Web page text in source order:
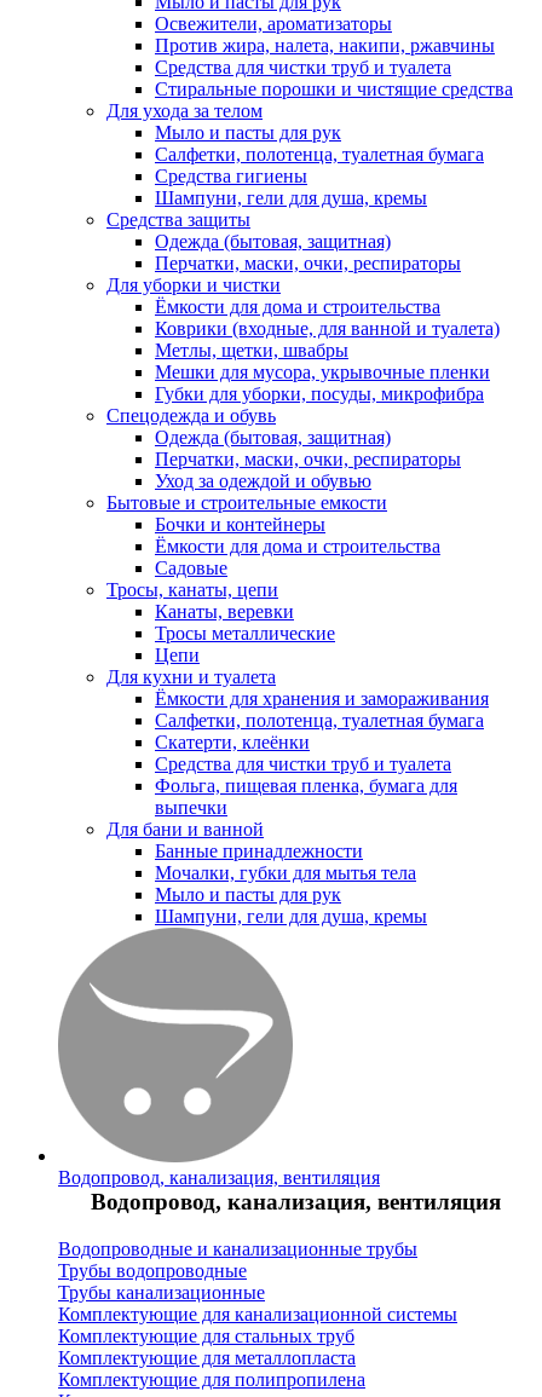
Освежители, ароматизаторы
Против жира, налета, накипи, ржавчины
Средства для чистки труб и туалета
Стиральные порошки и чистящие средства
Для ухода за телом
Мыло и пасты для рук
Салфетки, полотенца, туалетная бумага
Средства гигиены
Шампуни, гели для душа, кремы
Средства защиты
Одежда (бытовая, защитная)
Перчатки, маски, очки, респираторы
Для уборки и чистки
Ёмкости для дома и строительства
Коврики (входные, для ванной и туалета)
Метлы, щетки, швабры
Мешки для мусора, укрывочные пленки
Губки для уборки, посуды, микрофибра
Спецодежда и обувь
Одежда (бытовая, защитная)
Перчатки, маски, очки, респираторы
Уход за одеждой и обувью
Бытовые и строительные емкости
Бочки и контейнеры
Ёмкости для дома и строительства
Садовые
Тросы, канаты, цепи
Канаты, веревки
Тросы металлические
Цепи
Для кухни и туалета
Ёмкости для хранения и замораживания
Салфетки, полотенца, туалетная бумага
Скатерти, клеёнки
Средства для чистки труб и туалета
Фольга, пищевая пленка, бумага для
выпечки
Для бани и ванной
Банные принадлежности
Мочалки, губки для мытья тела
Мыло и пасты для рук
Шампуни, гели для душа, кремы
Водопровод, канализация, вентиляция
Водопровод, канализация, вентиляция
Водопроводные и канализационные трубы
Трубы водопроводные
Трубы канализационные
Комплектующие для канализационной системы
Комплектующие для стальных труб
Комплектующие для металлопласта
Комплектующие для полипропилена